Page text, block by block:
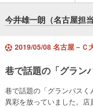
今井雄一朗（名古屋担当
2019/05/08 名古屋－Ｃ
巷で話題の「グラン
巷で話題の「グランパス
異彩を放っていました。